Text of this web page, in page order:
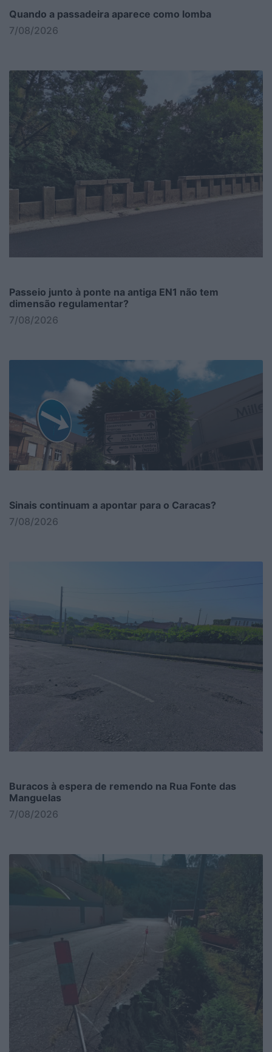
Quando a passadeira aparece como lomba
7/08/2026
Passeio junto à ponte na antiga EN1 não tem
dimensão regulamentar?
7/08/2026
Sinais continuam a apontar para o Caracas?
7/08/2026
Buracos à espera de remendo na Rua Fonte das
Manguelas
7/08/2026